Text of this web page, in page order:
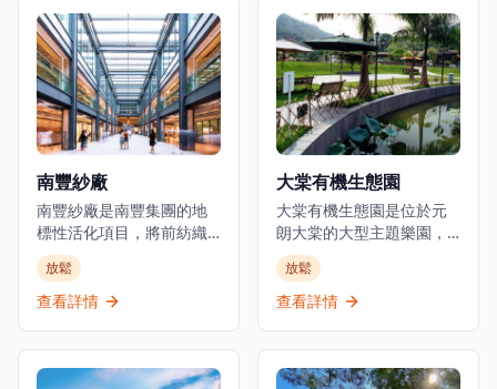
用 THANN 屢獲殊榮的天
然護膚產品的特色療法，
這些產品由植物和精油製
成。寧靜的氛圍，搭配簡
約設計和舒緩的香氣，營
造出一個放鬆的和平避難
所。Thann Sanctuary 還
以滿足個人需求，確保全
面的體驗。這不僅是一個
水療中心，更是一個自我
照顧和正念的聖殿。
生活體驗，可直達黃金泳
灘，配備康樂設施，享有
青山灣景色，同時距離香
港市中心不到30分鐘車
程，交通便利。
南豐紗廠
南豐紗廠是南豐集團的地
標性活化項目，將前紡織
製造設施轉變為文化體驗
和歷史地標。位於荃灣柴
灣角白田壩街45號，這個
創立，他是南豐集團的創
放鬆
查看詳情
大棠有機生態園
大棠有機生態園是位於元
朗大棠的大型主題樂園，
以教育、保育與娛樂為核
心，為遊客帶來獨特的遊
樂體驗，啟發生態探索，
動場地、植物教育徑、大
放鬆
查看詳情